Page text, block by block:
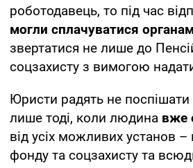
роботодавець, то під час
могли сплачуватися
звертатися не лише до
соцзахисту з вимогою
Юристи радять не
лише тоді, коли людина вже
від усіх можливих установ –
фонду та соцзахисту та